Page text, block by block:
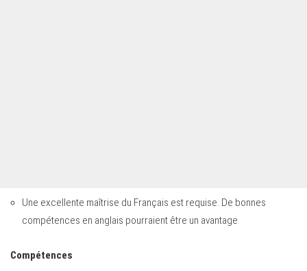
Une excellente maîtrise du Français est requise. De bonnes
compétences en anglais pourraient être un avantage
Compétences